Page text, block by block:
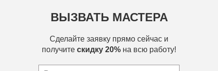
ВЫЗВАТЬ МАСТЕРА
Сделайте заявку прямо сейчас и
получите скидку 20% на всю работу!